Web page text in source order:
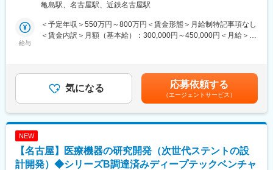
▽SYNCA（シンカ）上質で健康なライフスタイルを提案する美容
健康ブランドhttps://www.synca-wellness.jp/
台湾上場企業のジョンソンヘルステック社が親会社（100％出
資）です。海外資本も取り入れ、グローバル展開を進めておりま
す。また70年の歴史がある中で、現代のライフスタイルに溶け込
（2）成長が見込める業界：
セルフケア需要‘が高まっております。当社ではマッサージチェア
を主力に機能性×デザイン性を兼ね備えた製品ラインナップ強化に
努めております。
ジェクトを遂行する。
・プロジェクトを通じて顧客満足度を得る。
・医療機器の設置品質を確保する。
・工事/搬入業者の評価を適時実施し、必要であれば是正措置を行
う。
・設置工事に関する見積価格の精査を行う。
【MRI】GEは超伝導MRIの稼動実績において、日本だけでなく世
界においてもトップシェアを維持し続けています。また、医学研
亀島駅、名古屋駅、近鉄名古屋駅
給与
＜予定年収＞550万円～800万円＜賃金形態＞月給制特記事項なし
＜賃金内訳＞月額（基本給）：300,000円～450,000円＜月給＞
目安の金額であり、選考を通じて上下する可能性があります。月
給(月額)は固定手当を含めた表記です。
気になる 応募依頼する
（エージェントサービス）
NEW
【名古屋】医療機器の研究開発（次世代ステントの設
計開発）◆シリーズB調達済みディープテックベンチャ